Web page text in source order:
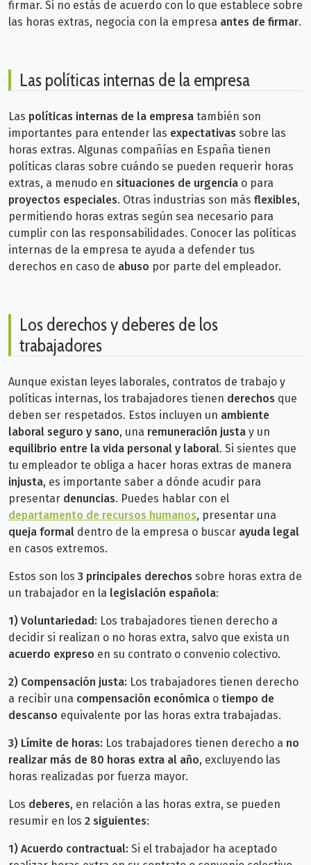
firmar. Si no estás de acuerdo con lo que establece sobre
las horas extras, negocia con la empresa antes de firmar.
Las políticas internas de la empresa
Las políticas internas de la empresa también son
importantes para entender las expectativas sobre las
horas extras. Algunas compañías en España tienen
políticas claras sobre cuándo se pueden requerir horas
extras, a menudo en situaciones de urgencia o para
proyectos especiales. Otras industrias son más flexibles,
permitiendo horas extras según sea necesario para
cumplir con las responsabilidades. Conocer las políticas
internas de la empresa te ayuda a defender tus
derechos en caso de abuso por parte del empleador.
Los derechos y deberes de los
trabajadores
Aunque existan leyes laborales, contratos de trabajo y
políticas internas, los trabajadores tienen derechos que
deben ser respetados. Estos incluyen un ambiente
laboral seguro y sano, una remuneración justa y un
equilibrio entre la vida personal y laboral. Si sientes que
tu empleador te obliga a hacer horas extras de manera
injusta, es importante saber a dónde acudir para
presentar denuncias. Puedes hablar con el
departamento de recursos humanos, presentar una
queja formal dentro de la empresa o buscar ayuda legal
en casos extremos.
Estos son los 3 principales derechos sobre horas extra de
un trabajador en la legislación española:
1) Voluntariedad: Los trabajadores tienen derecho a
decidir si realizan o no horas extra, salvo que exista un
acuerdo expreso en su contrato o convenio colectivo.
2) Compensación justa: Los trabajadores tienen derecho
a recibir una compensación económica o tiempo de
descanso equivalente por las horas extra trabajadas.
3) Límite de horas: Los trabajadores tienen derecho a no
realizar más de 80 horas extra al año, excluyendo las
horas realizadas por fuerza mayor.
Los deberes, en relación a las horas extra, se pueden
resumir en los 2 siguientes:
1) Acuerdo contractual: Si el trabajador ha aceptado